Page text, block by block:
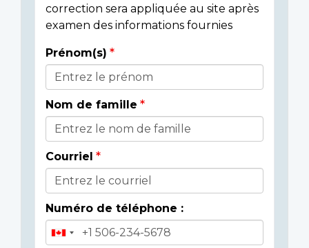
correction sera appliquée au site après
examen des informations fournies
Donor
Details
Prénom(s)
Nom de famille
Courriel
Numéro de téléphone :